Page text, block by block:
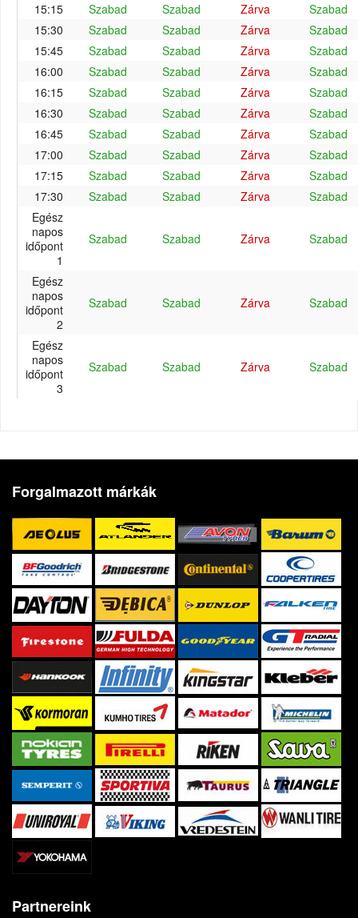
15:15
Szabad Szabad Zárva
Szabad
15:30
Szabad Szabad Zárva
Szabad
15:45
Szabad Szabad Zárva
Szabad
16:00
Szabad Szabad Zárva
Szabad
16:15
Szabad Szabad Zárva
Szabad
16:30
Szabad Szabad Zárva
Szabad
16:45
Szabad Szabad Zárva
Szabad
17:00
Szabad Szabad Zárva
Szabad
17:15
Szabad Szabad Zárva
Szabad
17:30
Szabad Szabad Zárva
Szabad
Egész
napos
időpont
1
Szabad Szabad Zárva Szabad
Egész
napos
időpont
2
Szabad Szabad Zárva Szabad
Egész
napos
időpont
3
Szabad Szabad Zárva Szabad
Forgalmazott márkák
Partnereink